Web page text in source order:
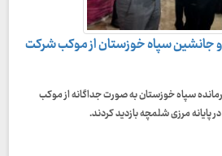
و جانشین سپاه خوزستان از موکب شرکت
سپاه خوزستان به صورت جداگانه از موکب
مرزی شلمچه بازدید کردند.